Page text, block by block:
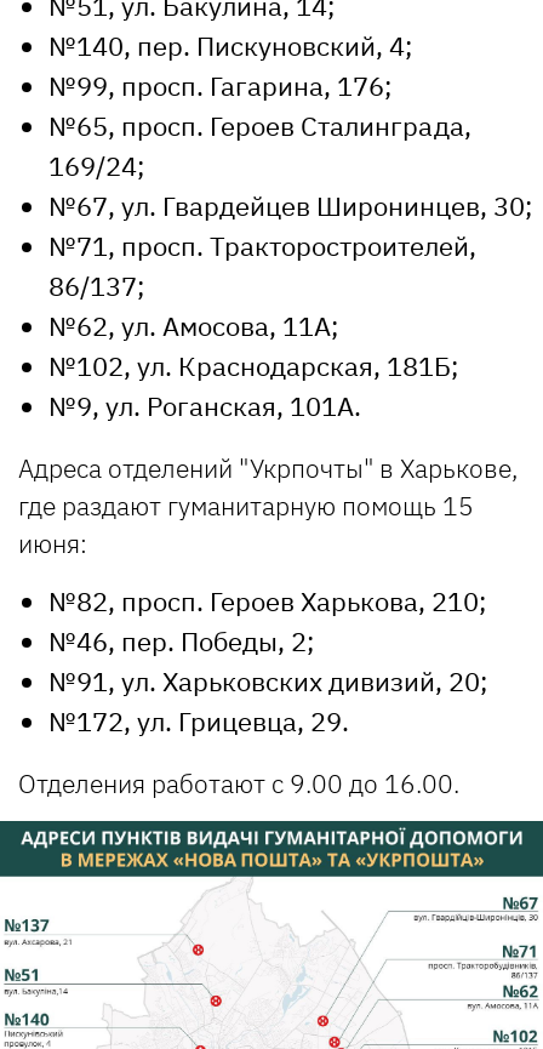
№140, пер. Пискуновский, 4;
№99, просп. Гагарина, 176;
№65, просп. Героев Сталинграда,
169/24;
№67, ул. Гвардейцев Широнинцев, 30;
№71, просп. Тракторостроителей,
86/137;
№62, ул. Амосова, 11А;
№102, ул. Краснодарская, 181Б;
№9, ул. Роганская, 101А.
Адреса отделений "Укрпочты" в Харькове,
где раздают гуманитарную помощь 15
июня:
№82, просп. Героев Харькова, 210;
№46, пер. Победы, 2;
№91, ул. Харьковских дивизий, 20;
№172, ул. Грицевца, 29.
Отделения работают с 9.00 до 16.00.